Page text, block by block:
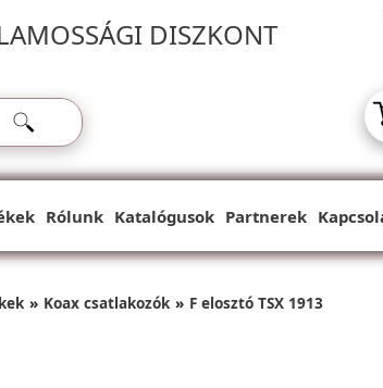
DISZKONT
Rólunk Katalógusok Partnerek
Koax csatlakozók F elosztó TSX 1913